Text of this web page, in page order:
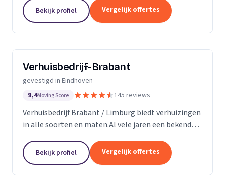
Bekijk profiel Vergelijk offertes
Verhuisbedrijf-Brabant
gevestigd in Eindhoven
9,4Moving Score 145 reviews
Verhuisbedrijf Brabant / Limburg biedt verhuizingen
in alle soorten en maten.Al vele jaren een bekend
totaaloplossing waarin alles mogelijk is. Heeft u...
Bekijk profiel Vergelijk offertes